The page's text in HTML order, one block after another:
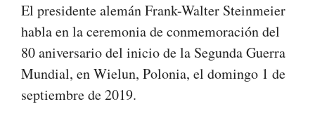
El presidente alemán Frank-Walter Steinmeier
habla en la ceremonia de conmemoración del
80 aniversario del inicio de la Segunda Guerra
Mundial, en Wielun, Polonia, el domingo 1 de
septiembre de 2019.